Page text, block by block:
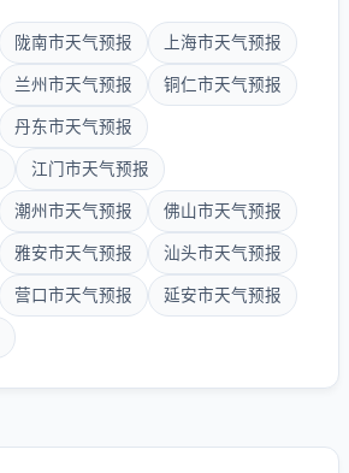
陇南市天气预报 上海市天气预报
兰州市天气预报 铜仁市天气预报
丹东市天气预报
江门市天气预报
潮州市天气预报 佛山市天气预报
雅安市天气预报 汕头市天气预报
营口市天气预报 延安市天气预报